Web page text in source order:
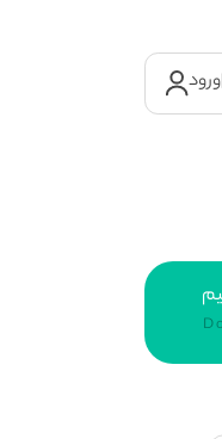
|ورود